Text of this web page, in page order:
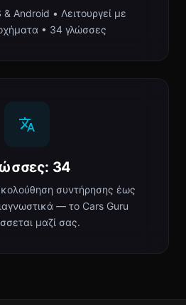
Android • Λειτουργεί με
• 34 γλώσσες
34
συντήρησης έως
— το Cars Guru
μαζί σας.